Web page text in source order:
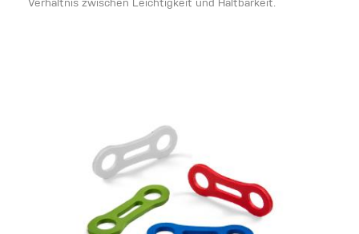
Verhältnis zwischen Leichtigkeit und Haltbarkeit.